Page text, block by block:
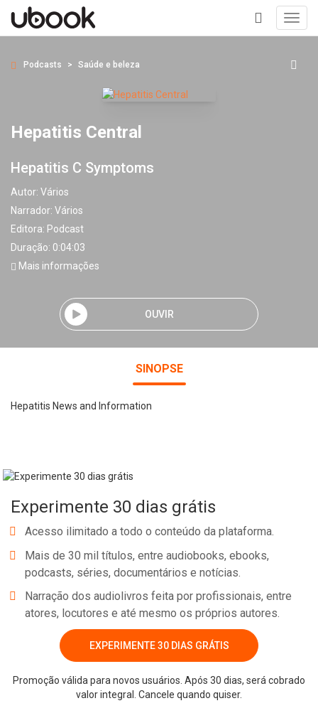
+
Podcasts Saúde e beleza
Hepatitis Central
Hepatitis C Symptoms
Autor: Vários
Narrador: Vários
Editora: Podcast
Duração: 0:04:03
Mais informações
OUVIR
SINOPSE
Hepatitis News and Information
Experimente 30 dias grátis
Acesso ilimitado a todo o conteúdo da plataforma.
Mais de 30 mil títulos, entre audiobooks, ebooks,
podcasts, séries, documentários e notícias.
Narração dos audiolivros feita por profissionais, entre
atores, locutores e até mesmo os próprios autores.
EXPERIMENTE 30 DIAS GRÁTIS
Promoção válida para novos usuários. Após 30 dias, será cobrado
valor integral. Cancele quando quiser.